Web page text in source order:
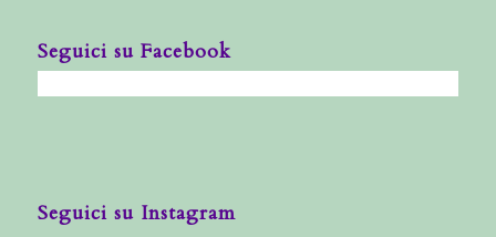
Seguici su Facebook
Seguici su Instagram